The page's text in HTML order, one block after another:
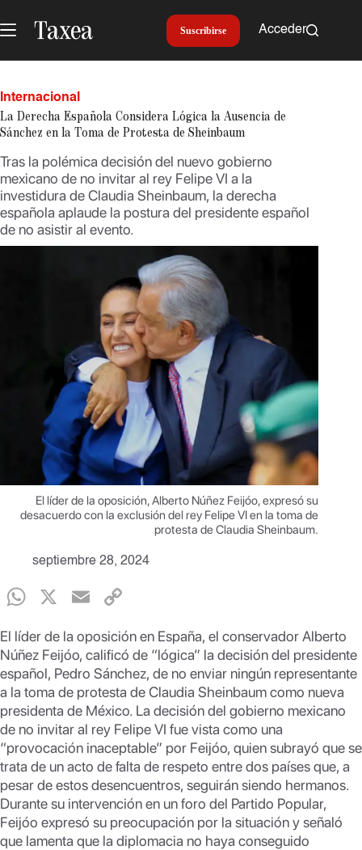
al
contenido
Suscribirse Acceder
Internacional
La Derecha Española Considera Lógica la Ausencia de
Sánchez en la Toma de Protesta de Sheinbaum
Tras la polémica decisión del nuevo gobierno
mexicano de no invitar al rey Felipe VI a la
investidura de Claudia Sheinbaum, la derecha
española aplaude la postura del presidente español
de no asistir al evento.
El líder de la oposición, Alberto Núñez Feijóo, expresó su
desacuerdo con la exclusión del rey Felipe VI en la toma de
protesta de Claudia Sheinbaum.
septiembre 28, 2024
W
at
s
A
p
p
X
E
ail p
y
Li
n
k
El líder de la oposición en España, el conservador Alberto
Núñez Feijóo, calificó de “lógica” la decisión del presidente
español, Pedro Sánchez, de no enviar ningún representante
a la toma de protesta de Claudia Sheinbaum como nueva
presidenta de México. La decisión del gobierno mexicano
de no invitar al rey Felipe VI fue vista como una
“provocación inaceptable” por Feijóo, quien subrayó que se
trata de un acto de falta de respeto entre dos países que, a
pesar de estos desencuentros, seguirán siendo hermanos.
Durante su intervención en un foro del Partido Popular,
Feijóo expresó su preocupación por la situación y señaló
que lamenta que la diplomacia no haya conseguido